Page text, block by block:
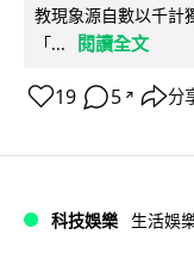
教現象源自數以千計
「...
閱讀全文
19 5 ↗ 分
科技娛樂 生活娛